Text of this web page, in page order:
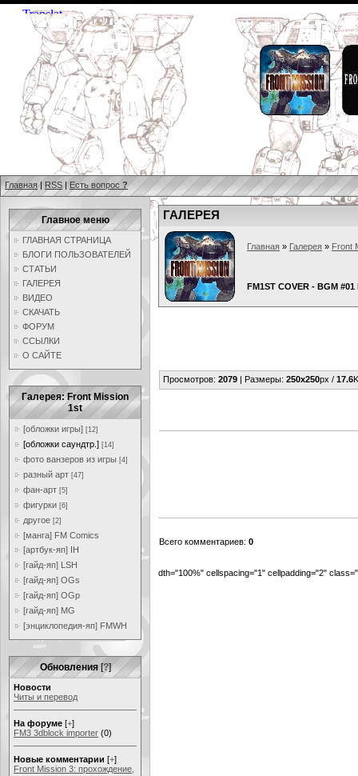
Главная | RSS | Есть вопрос ?
Главное меню
ГЛАВНАЯ СТРАНИЦА
БЛОГИ ПОЛЬЗОВАТЕЛЕЙ
СТАТЬИ
ГАЛЕРЕЯ
ВИДЕО
СКАЧАТЬ
ФОРУМ
ССЫЛКИ
О САЙТЕ
Галерея: Front Mission
1st
[обложки игры] [12]
[обложки саундтр.] [14]
фото ванзеров из игры [4]
разный арт [47]
фан-арт [5]
фигурки [6]
другое [2]
[манга] FM Comics
[артбук-яп] IH
[гайд-яп] LSH
[гайд-яп] OGs
[гайд-яп] OGp
[гайд-яп] MG
[энциклопедия-яп] FMWH
Обновления [?]
Новости
Читы и перевод
На форуме [+]
FM3 3dblock importer (0)
Новые комментарии [+]
Front Mission 3: прохождение,
ГАЛЕРЕЯ
Главная » Галерея » Front
FM1ST COVER - BGM #01
Просмотров: 2079 | Размеры: 250x250px / 17.6
Всего комментариев: 0
dth="100%" cellspacing="1" cellpadding="2"